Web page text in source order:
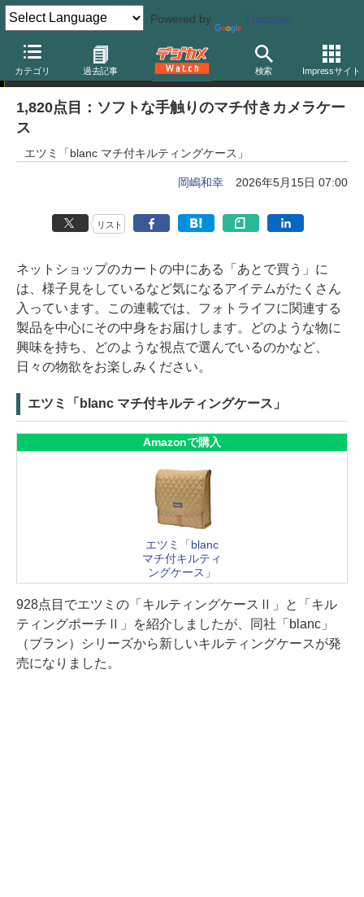
Powered by Translate
カテゴリ 過去記事 検索 Impressサイト
岡嶋和幸の「あとで買う」
1,820点目：ソフトな手触りのマチ付きカメラケー
ス
エツミ「blanc マチ付キルティングケース」
岡嶋和幸 2026年5月15日 07:00
リスト
ネットショップのカートの中にある「あとで買う」に
は、様子見をしているなど気になるアイテムがたくさん
入っています。この連載では、フォトライフに関連する
製品を中心にその中身をお届けします。どのような物に
興味を持ち、どのような視点で選んでいるのかなど、
日々の物欲をお楽しみください。
エツミ「blanc マチ付キルティングケース」
Amazonで購入
エツミ「blanc
マチ付キルティ
ングケース」
928点目でエツミの「キルティングケースⅡ」と「キル
ティングポーチⅡ」を紹介しましたが、同社「blanc」
（ブラン）シリーズから新しいキルティングケースが発
売になりました。